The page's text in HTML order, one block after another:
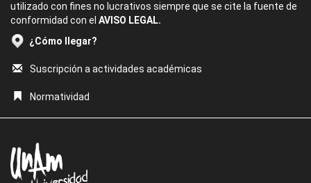
utilizado con fines no lucrativos siempre que se cite la fuente de
conformidad con el AVISO LEGAL.
¿Cómo llegar?
Suscripción a actividades académicas
Normatividad